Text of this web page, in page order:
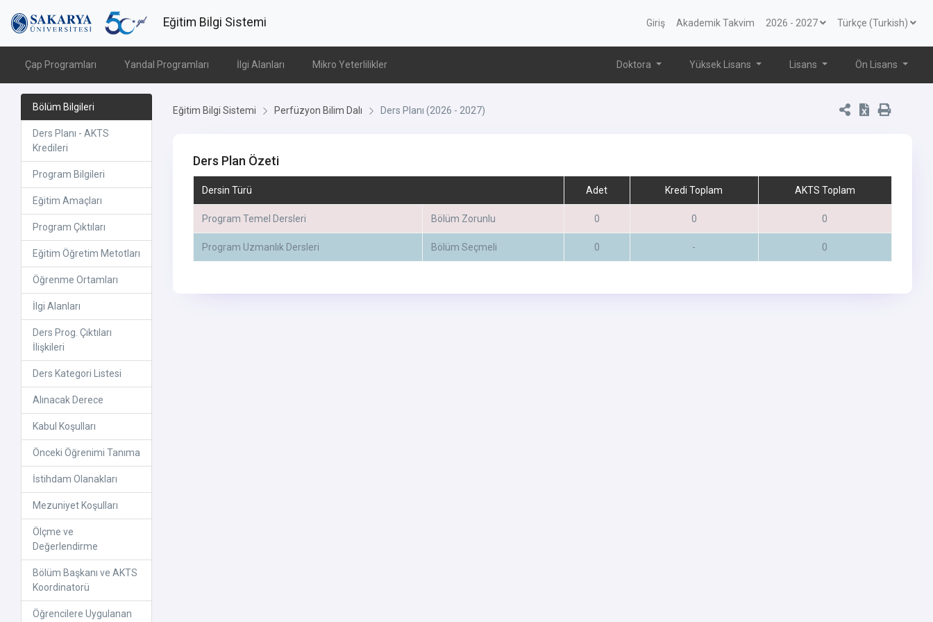
Eğitim Bilgi Sistemi Giriş Akademik Takvim 2026 - 2027 Türkçe (Turkish)
Çap Programları Yandal Programları İlgi Alanları Mikro Yeterlilikler Doktora Yüksek Lisans Lisans Ön Lisans
Bölüm Bilgileri
Ders Planı - AKTS
Kredileri
Program Bilgileri
Eğitim Amaçları
Program Çıktıları
Eğitim Öğretim Metotları
Öğrenme Ortamları
İlgi Alanları
Ders Prog. Çıktıları
İlişkileri
Ders Kategori Listesi
Alınacak Derece
Kabul Koşulları
Önceki Öğrenimi Tanıma
İstihdam Olanakları
Mezuniyet Koşulları
Ölçme ve
Değerlendirme
Bölüm Başkanı ve AKTS
Koordinatorü
Öğrencilere Uygulanan
Eğitim Bilgi Sistemi Perfüzyon Bilim Dalı Ders Planı (2026 - 2027)
Ders Plan Özeti
Dersin Türü Adet Kredi Toplam AKTS Toplam
Program Temel Dersleri Bölüm Zorunlu 0 0 0
Program Uzmanlık Dersleri Bölüm Seçmeli 0 - 0